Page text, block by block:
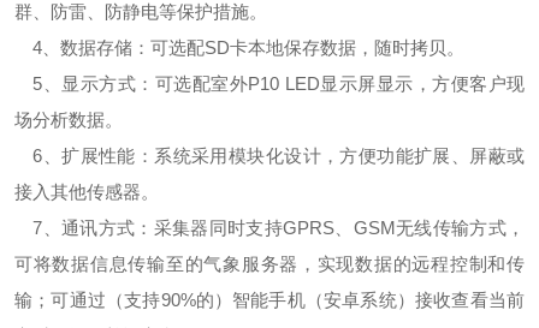
群、防雷、防静电等保护措施。
4、数据存储：可选配SD卡本地保存数据，随时拷贝。
5、显示方式：可选配室外P10 LED显示屏显示，方便客户现
场分析数据。
6、扩展性能：系统采用模块化设计，方便功能扩展、屏蔽或
接入其他传感器。
7、通讯方式：采集器同时支持GPRS、GSM无线传输方式，
可将数据信息传输至的气象服务器，实现数据的远程控制和传
输；可通过（支持90%的）智能手机（安卓系统）接收查看当前